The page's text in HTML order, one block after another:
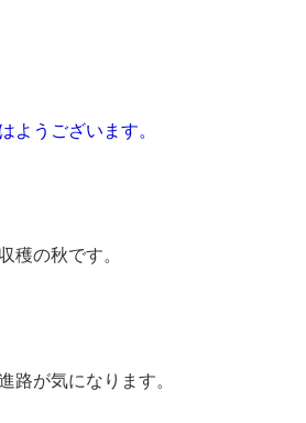
ようございます。
収穫の秋です。
路が気になります。